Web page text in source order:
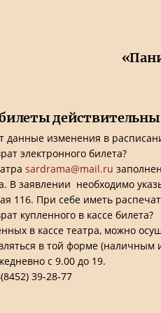
данные изменения в
электронного билета?
sardrama@mail.ru
В заявлении необходимо
116. При себе иметь
купленного в кассе билета?
в кассе театра, можно
в той форме
с 9.00 до 19.
39-28-77